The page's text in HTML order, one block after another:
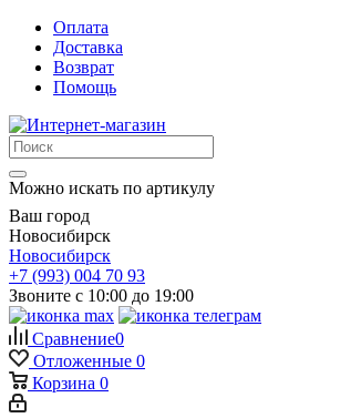
Оплата
Доставка
Возврат
Помощь
Можно искать по артикулу
Ваш город
Новосибирск
Новосибирск
+7 (993) 004 70 93
Звоните с 10:00 до 19:00
Сравнение0
Отложенные 0
Корзина 0